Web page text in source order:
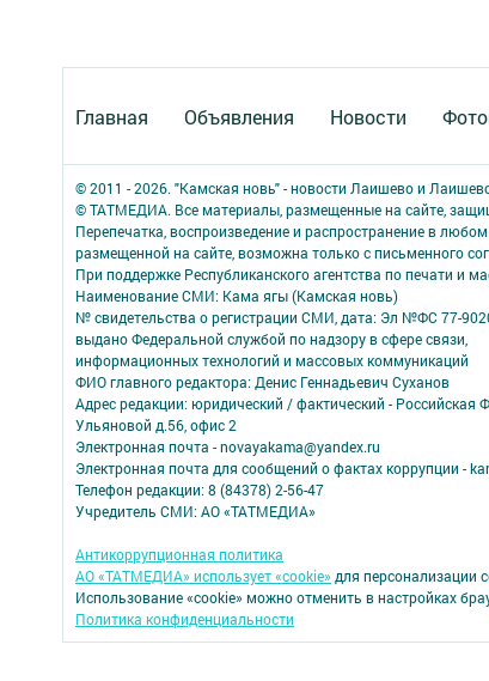
Главная Объявления Новости
© 2011 - 2026. "Камская новь" - новости Лаишево и
© ТАТМЕДИА. Все материалы, размещенные на сайте,
Перепечатка, воспроизведение и распространение в
размещенной на сайте, возможна только с письменного
При поддержке Республиканского агентства по печати и
Наименование СМИ: Кама ягы (Камская новь)
№ свидетельства о регистрации СМИ, дата: Эл №ФC 77-
выдано Федеральной службой по надзору в сфере связи,
информационных технологий и массовых коммуникаций
ФИО главного редактора: Денис Геннадьевич Суханов
Адрес редакции: юридический / фактический -
Ульяновой д.56, офис 2
Электронная почта - novayakama@yandex.ru
Электронная почта для сообщений о фактах коррупции -
Телефон редакции: 8 (84378) 2-56-47
Учредитель СМИ: АО «ТАТМЕДИА»
Антикоррупционная политика
АО «ТАТМЕДИА» использует «cookie» для персонализации
Использование «cookie» можно отменить в настройках
Политика конфиденциальности